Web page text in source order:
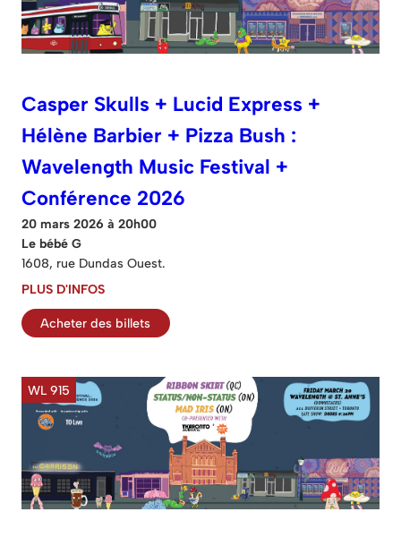
Casper Skulls + Lucid Express +
Hélène Barbier + Pizza Bush :
Wavelength Music Festival +
Conférence 2026
20 mars 2026 à 20h00
Le bébé G
1608, rue Dundas Ouest.
PLUS D'INFOS
Acheter des billets
WL 915